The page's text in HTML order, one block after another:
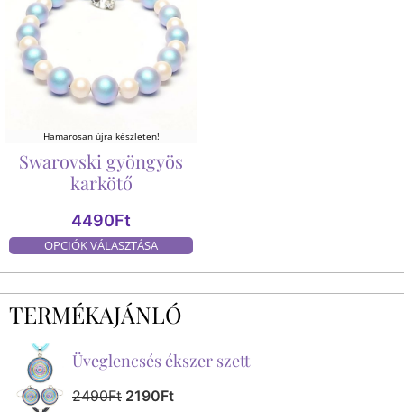
TERMÉKAJÁNLÓ
Üveglencsés ékszer szett
2490Ft 2190Ft
Hamarosan újra készleten!
Swarovski gyöngyös
karkötő
4490Ft
OPCIÓK VÁLASZTÁSA